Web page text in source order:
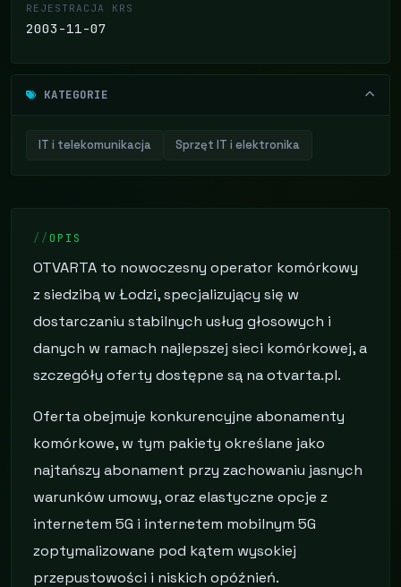
REJESTRACJA KRS
2003-11-07
KATEGORIE
IT i telekomunikacja Sprzęt IT i elektronika
OPIS
OTVARTA to nowoczesny operator komórkowy
z siedzibą w Łodzi, specjalizujący się w
dostarczaniu stabilnych usług głosowych i
danych w ramach najlepszej sieci komórkowej, a
szczegóły oferty dostępne są na otvarta.pl.
Oferta obejmuje konkurencyjne abonamenty
komórkowe, w tym pakiety określane jako
najtańszy abonament przy zachowaniu jasnych
warunków umowy, oraz elastyczne opcje z
internetem 5G i internetem mobilnym 5G
zoptymalizowane pod kątem wysokiej
przepustowości i niskich opóźnień.